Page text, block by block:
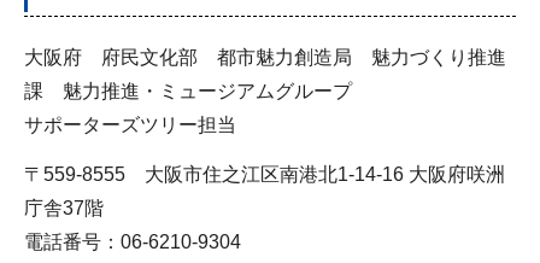
大阪府 府民文化部 都市魅力創造局 魅力づくり推進
課 魅力推進・ミュージアムグループ
サポーターズツリー担当
〒559-8555 大阪市住之江区南港北1-14-16 大阪府咲洲
庁舎37階
電話番号：06-6210-9304